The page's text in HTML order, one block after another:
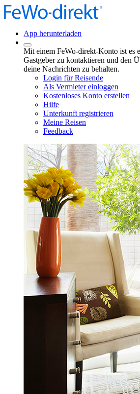
App herunterladen
Mit einem FeWo-direkt-Konto ist es
Gastgeber zu kontaktieren und den
deine Nachrichten zu behalten.
Login für Reisende
Als Vermieter einloggen
Kostenloses Konto erstellen
Hilfe
Unterkunft registrieren
Meine Reisen
Feedback